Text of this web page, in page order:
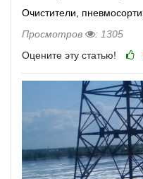
Очистители,
Просмотров
: 1305
Оцените эту статью!